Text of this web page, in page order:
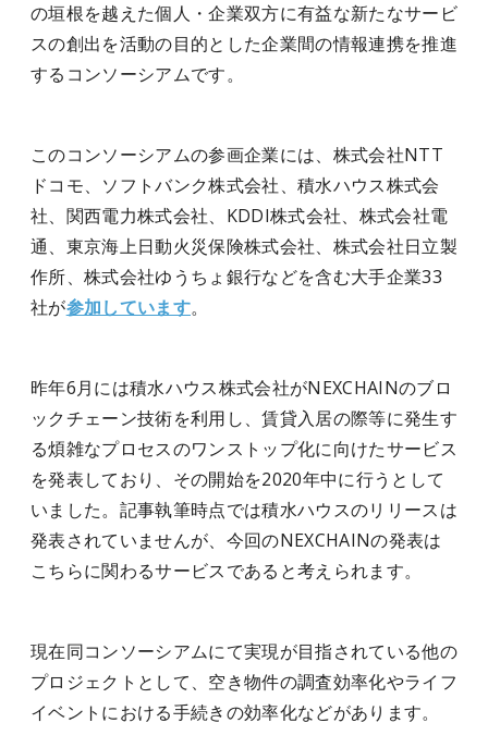
の垣根を越えた個人・企業双方に有益な新たなサービ
スの創出を活動の目的とした企業間の情報連携を推進
するコンソーシアムです。
このコンソーシアムの参画企業には、株式会社NTT
ドコモ、ソフトバンク株式会社、積水ハウス株式会
社、関西電力株式会社、KDDI株式会社、株式会社電
通、東京海上日動火災保険株式会社、株式会社日立製
作所、株式会社ゆうちょ銀行などを含む大手企業33
社が参加しています。
昨年6月には積水ハウス株式会社がNEXCHAINのブロ
ックチェーン技術を利用し、賃貸入居の際等に発生す
る煩雑なプロセスのワンストップ化に向けたサービス
を発表しており、その開始を2020年中に行うとして
いました。記事執筆時点では積水ハウスのリリースは
発表されていませんが、今回のNEXCHAINの発表は
こちらに関わるサービスであると考えられます。
現在同コンソーシアムにて実現が目指されている他の
プロジェクトとして、空き物件の調査効率化やライフ
イベントにおける手続きの効率化などがあります。